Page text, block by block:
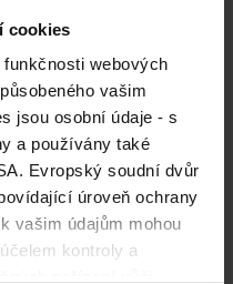
cookies
webových
vašim
jsou osobní údaje - s
a používány také
Evropský soudní dvůr
úroveň ochrany
vašim údajům mohou
kontroly a